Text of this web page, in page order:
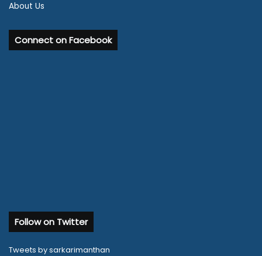
About Us
Connect on Facebook
Follow on Twitter
Tweets by sarkarimanthan